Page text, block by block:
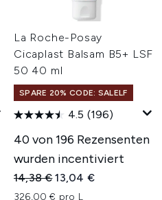
La Roche-Posay
Cicaplast Balsam B5+ LSF
50 40 ml
SPARE 20% CODE: SALELF
4.5 (196)
40 von 196 Rezensenten
wurden incentiviert
Unverbindliche
14,38 €Aktueller Preis:
13,04 €
326,00 € pro L